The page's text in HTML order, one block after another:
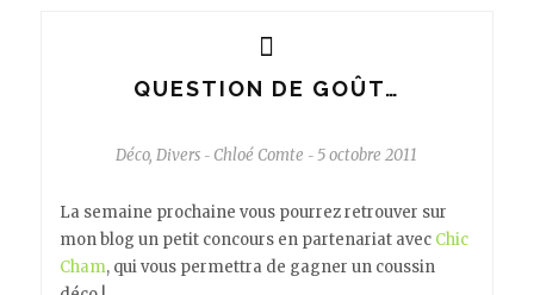
QUESTION DE GOÛT…
Déco,Divers - Chloé Comte - 5 octobre 2011
La semaine prochaine vous pourrez retrouver sur
mon blog un petit concours en partenariat avec Chic
Cham, qui vous permettra de gagner un coussin